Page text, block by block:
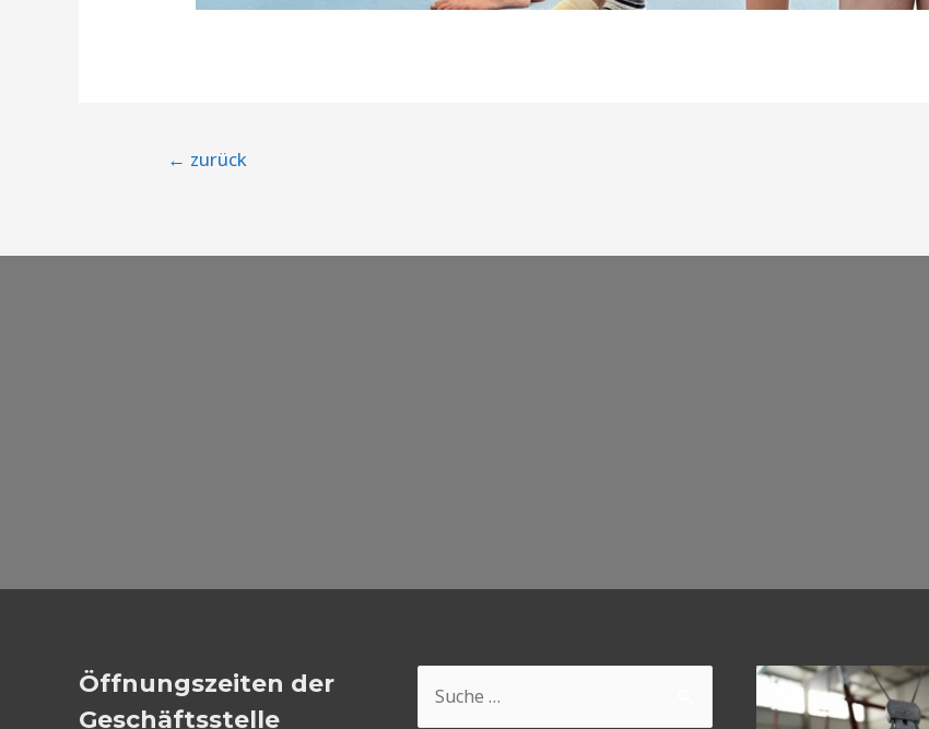
Beitragsnavigation
← zurück
Öffnungszeiten der
Geschäftsstelle
nach: